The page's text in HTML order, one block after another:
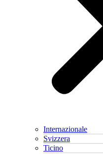
Internazionale
Svizzera
Ticino